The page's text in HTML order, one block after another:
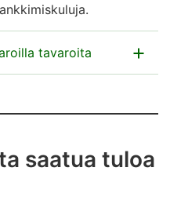
tavaroita
on siis ollut
euron arvosta
A:lla.
A maksaa 10 euroa
saatua tuloa